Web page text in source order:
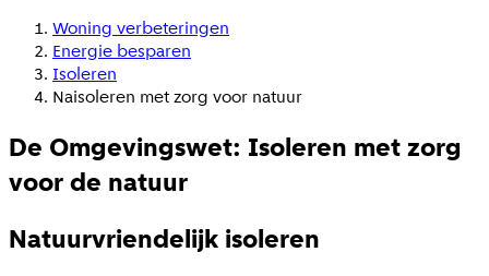
Woning verbeteringen
Energie besparen
Isoleren
Naisoleren met zorg voor natuur
De Omgevingswet: Isoleren met zorg
voor de natuur
Natuurvriendelijk isoleren